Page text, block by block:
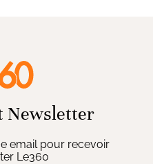
Newsletter
email pour recevoir
Le360